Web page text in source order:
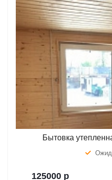
Бытовка
125000 р